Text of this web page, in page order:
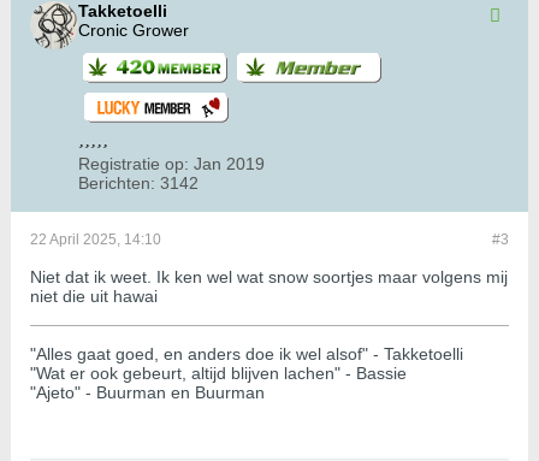
Takketoelli
Cronic Grower
Registratie op: Jan 2019
Berichten: 3142
#3
22 April 2025, 14:10
Niet dat ik weet. Ik ken wel wat snow soortjes maar volgens mij
niet die uit hawai
"Alles gaat goed, en anders doe ik wel alsof" - Takketoelli
"Wat er ook gebeurt, altijd blijven lachen" - Bassie
"Ajeto" - Buurman en Buurman